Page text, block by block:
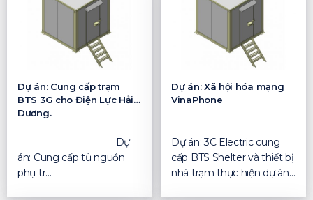
Dự án: Cung cấp trạm
BTS 3G cho Điện Lực Hải
Dương.
Dự
án: Cung cấp tủ nguồn
phụ tr...
Dự án: Xã hội hóa mạng
VinaPhone
Dự án: 3C Electric cung
cấp BTS Shelter và thiết bị
nhà trạm thực hiện dự án